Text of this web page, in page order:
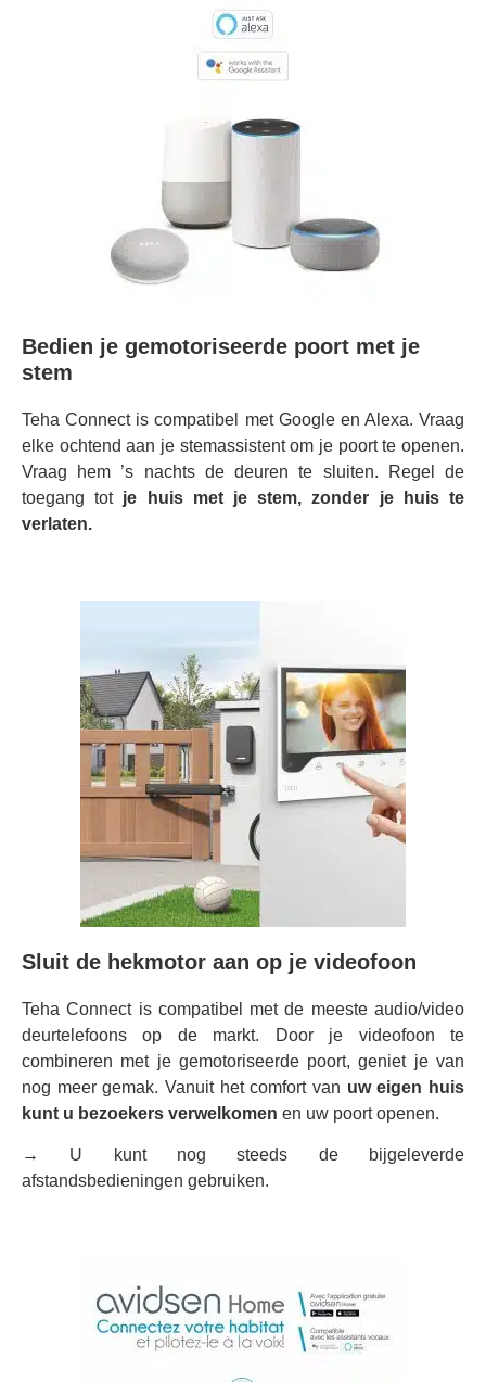
Bedien je gemotoriseerde poort met je
stem
Teha Connect is compatibel met Google en Alexa. Vraag
elke ochtend aan je stemassistent om je poort te openen.
Vraag hem ’s nachts de deuren te sluiten. Regel de
toegang tot je huis met je stem, zonder je huis te
verlaten.
Sluit de hekmotor aan op je videofoon
Teha Connect is compatibel met de meeste audio/video
deurtelefoons op de markt. Door je videofoon te
combineren met je gemotoriseerde poort, geniet je van
nog meer gemak. Vanuit het comfort van uw eigen huis
kunt u bezoekers verwelkomen en uw poort openen.
→ U kunt nog steeds de bijgeleverde
afstandsbedieningen gebruiken.